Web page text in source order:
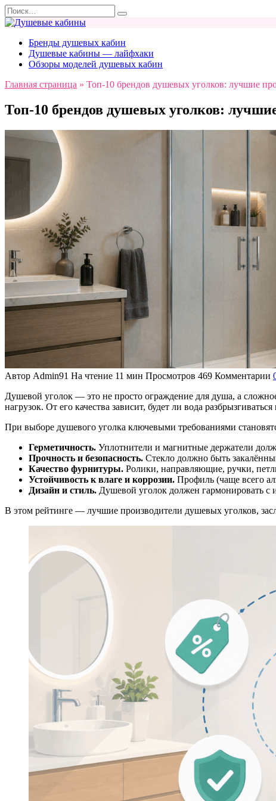
Перейти
к
содержанию
Search
for:
Бренды душевых кабин
Душевые кабины — лайфхаки
Обзоры моделей душевых кабин
Главная страница » Топ-10 брендов душевых уголков: лучшие
Топ-10 брендов душевых уголков:
Автор Admin91 На чтение 11 мин Просмотров 469 Комментарии
Душевой уголок — это не просто ограждение для душа, а
нагрузок. От его качества зависит, будет ли вода
При выборе душевого уголка ключевыми требованиями
Герметичность. Уплотнители и магнитные держатели
Прочность и безопасность. Стекло должно быть
Качество фурнитуры. Ролики, направляющие, ручки,
Устойчивость к влаге и коррозии. Профиль (чаще всего
Дизайн и стиль. Душевой уголок должен гармонировать с
В этом рейтинге — лучшие производители душевых уголков,